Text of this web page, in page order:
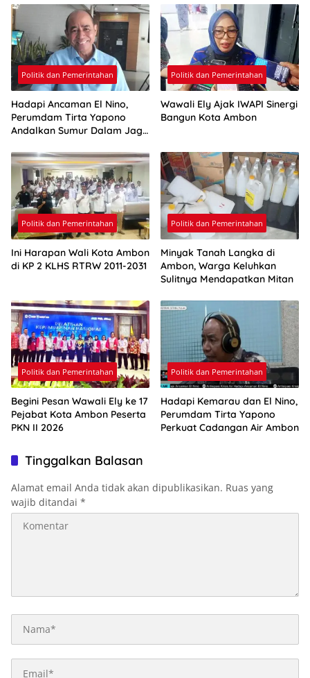
Politik dan Pemerintahan
Hadapi Ancaman El Nino,
Perumdam Tirta Yapono
Andalkan Sumur Dalam Jaga
Politik dan Pemerintahan
Wawali Ely Ajak IWAPI Sinergi
Bangun Kota Ambon
Politik dan Pemerintahan
Ini Harapan Wali Kota Ambon
di KP 2 KLHS RTRW 2011-2031
Politik dan Pemerintahan
Minyak Tanah Langka di
Ambon, Warga Keluhkan
Sulitnya Mendapatkan Mitan
Politik dan Pemerintahan
Begini Pesan Wawali Ely ke 17
Pejabat Kota Ambon Peserta
PKN II 2026
Politik dan Pemerintahan
Hadapi Kemarau dan El Nino,
Perumdam Tirta Yapono
Perkuat Cadangan Air Ambon
Tinggalkan Balasan
Alamat email Anda tidak akan dipublikasikan. Ruas yang
wajib ditandai *